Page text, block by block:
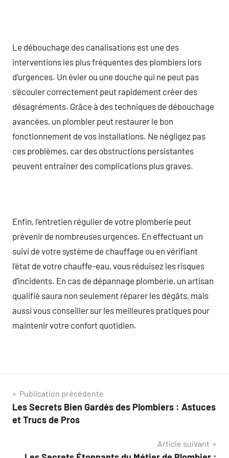
Le débouchage des canalisations est une des
interventions les plus fréquentes des plombiers lors
d’urgences. Un évier ou une douche qui ne peut pas
s’écouler correctement peut rapidement créer des
désagréments. Grâce à des techniques de débouchage
avancées, un plombier peut restaurer le bon
fonctionnement de vos installations. Ne négligez pas
ces problèmes, car des obstructions persistantes
peuvent entraîner des complications plus graves.
Enfin, l’entretien régulier de votre plomberie peut
prévenir de nombreuses urgences. En effectuant un
suivi de votre système de chauffage ou en vérifiant
l’état de votre chauffe-eau, vous réduisez les risques
d’incidents. En cas de dépannage plomberie, un artisan
qualifié saura non seulement réparer les dégâts, mais
aussi vous conseiller sur les meilleures pratiques pour
maintenir votre confort quotidien.
Navigation
de
Publication précédente
Les Secrets Bien Gardés des Plombiers : Astuces
et Trucs de Pros
Article suivant